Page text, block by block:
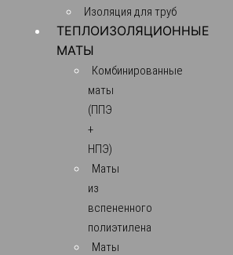
Изоляция для труб
ТЕПЛОИЗОЛЯЦИОННЫЕ
МАТЫ
Комбинированные
маты
(ППЭ
+
НПЭ)
Маты
из
вспененного
полиэтилена
Маты